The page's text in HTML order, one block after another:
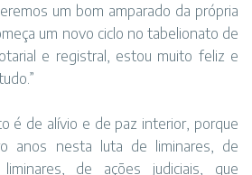
um bom amparado da própria
um novo ciclo no tabelionato de
e registral, estou muito feliz e
é de alívio e de paz interior, porque
anos nesta luta de liminares, de
de ações judiciais, que